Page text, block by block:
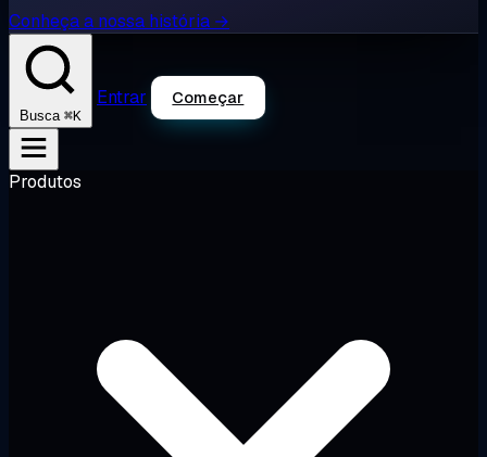
Conheça a nossa história →
Busca ⌘K
Entrar Começar
Produtos